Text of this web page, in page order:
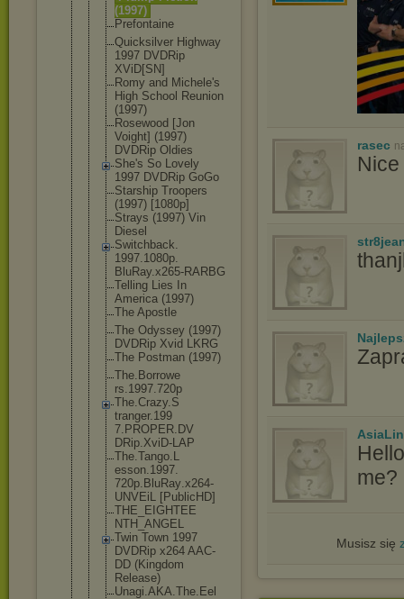
(1997)
Prefontaine
Quicksilver Highway
1997 DVDRip
XViD[SN]
Romy and Michele's
High School Reunion
(1997)
Rosewood [Jon
Voight] (1997)
DVDRip Oldies
She's So Lovely
1997 DVDRip GoGo
Starship Troopers
(1997) [1080p]
Strays (1997) Vin
Diesel
Switchback.
1997.1080p.
BluRay.x265-RARBG
Telling Lies In
America (1997)
The Apostle
The Odyssey (1997)
DVDRip Xvid LKRG
The Postman (1997)
The.Borrowe
rs.1997.720p
The.Crazy.S
tranger.199
7.PROPER.DV
DRip.XviD-LAP
The.Tango.L
esson.1997.
720p.BluRay.x264-
UNVEi L [PublicHD]
THE_EIGHTEE
NTH_ANGEL
Twin Town 1997
DVDRip x264 AAC-
DD (Kingdom
Release)
Unagi.AKA.The.Eel
rasec
me?
Musisz się